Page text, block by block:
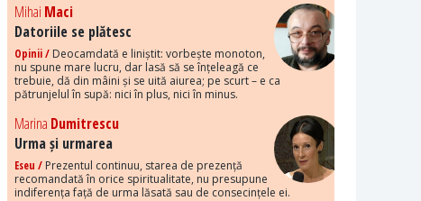
Mihai Maci
Datoriile se plătesc
Opinii / Deocamdată e liniștit: vorbește monoton,
nu spune mare lucru, dar lasă să se înțeleagă ce
trebuie, dă din mâini și se uită aiurea; pe scurt – e ca
pătrunjelul în supă: nici în plus, nici în minus.
Marina Dumitrescu
Urma și urmarea
Eseu / Prezentul continuu, starea de prezență
recomandată în orice spiritualitate, nu presupune
indiferența față de urma lăsată sau de consecințele ei.